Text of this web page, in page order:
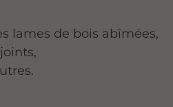
lames de bois abîmées,